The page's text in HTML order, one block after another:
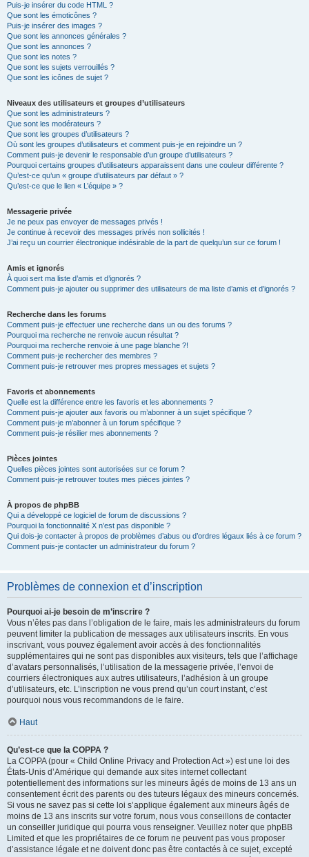
Puis-je insérer du code HTML ?
Que sont les émoticônes ?
Puis-je insérer des images ?
Que sont les annonces générales ?
Que sont les annonces ?
Que sont les notes ?
Que sont les sujets verrouillés ?
Que sont les icônes de sujet ?
Niveaux des utilisateurs et groupes d’utilisateurs
Que sont les administrateurs ?
Que sont les modérateurs ?
Que sont les groupes d’utilisateurs ?
Où sont les groupes d’utilisateurs et comment puis-je en rejoindre un ?
Comment puis-je devenir le responsable d’un groupe d’utilisateurs ?
Pourquoi certains groupes d’utilisateurs apparaissent dans une couleur différente ?
Qu’est-ce qu’un « groupe d’utilisateurs par défaut » ?
Qu’est-ce que le lien « L’équipe » ?
Messagerie privée
Je ne peux pas envoyer de messages privés !
Je continue à recevoir des messages privés non sollicités !
J’ai reçu un courrier électronique indésirable de la part de quelqu’un sur ce forum !
Amis et ignorés
À quoi sert ma liste d’amis et d’ignorés ?
Comment puis-je ajouter ou supprimer des utilisateurs de ma liste d’amis et d’ignorés ?
Recherche dans les forums
Comment puis-je effectuer une recherche dans un ou des forums ?
Pourquoi ma recherche ne renvoie aucun résultat ?
Pourquoi ma recherche renvoie à une page blanche ?!
Comment puis-je rechercher des membres ?
Comment puis-je retrouver mes propres messages et sujets ?
Favoris et abonnements
Quelle est la différence entre les favoris et les abonnements ?
Comment puis-je ajouter aux favoris ou m’abonner à un sujet spécifique ?
Comment puis-je m’abonner à un forum spécifique ?
Comment puis-je résilier mes abonnements ?
Pièces jointes
Quelles pièces jointes sont autorisées sur ce forum ?
Comment puis-je retrouver toutes mes pièces jointes ?
À propos de phpBB
Qui a développé ce logiciel de forum de discussions ?
Pourquoi la fonctionnalité X n’est pas disponible ?
Qui dois-je contacter à propos de problèmes d’abus ou d’ordres légaux liés à ce forum ?
Comment puis-je contacter un administrateur du forum ?
Problèmes de connexion et d’inscription
Pourquoi ai-je besoin de m’inscrire ?
Vous n’êtes pas dans l’obligation de le faire, mais les administrateurs du forum
peuvent limiter la publication de messages aux utilisateurs inscrits. En vous
inscrivant, vous pouvez également avoir accès à des fonctionnalités
supplémentaires qui ne sont pas disponibles aux visiteurs, tels que l’affichage
d’avatars personnalisés, l’utilisation de la messagerie privée, l’envoi de
courriers électroniques aux autres utilisateurs, l’adhésion à un groupe
d’utilisateurs, etc. L’inscription ne vous prend qu’un court instant, c’est
pourquoi nous vous recommandons de le faire.
Haut
Qu’est-ce que la COPPA ?
La COPPA (pour « Child Online Privacy and Protection Act ») est une loi des
États-Unis d’Amérique qui demande aux sites internet collectant
potentiellement des informations sur les mineurs âgés de moins de 13 ans un
consentement écrit des parents ou des tuteurs légaux des mineurs concernés.
Si vous ne savez pas si cette loi s’applique également aux mineurs âgés de
moins de 13 ans inscrits sur votre forum, nous vous conseillons de contacter
un conseiller juridique qui pourra vous renseigner. Veuillez noter que phpBB
Limited et que les propriétaires de ce forum ne peuvent pas vous proposer
d’assistance légale et ne doivent donc pas être contactés à ce sujet, excepté